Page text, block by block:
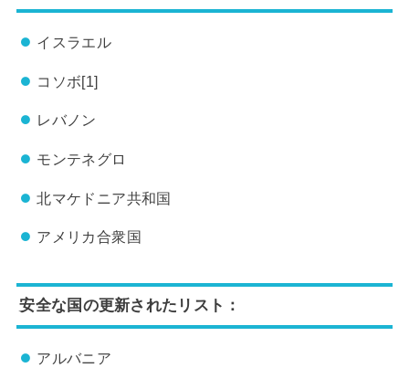
イスラエル
コソボ[1]
レバノン
モンテネグロ
北マケドニア共和国
アメリカ合衆国
安全な国の更新されたリスト：
アルバニア